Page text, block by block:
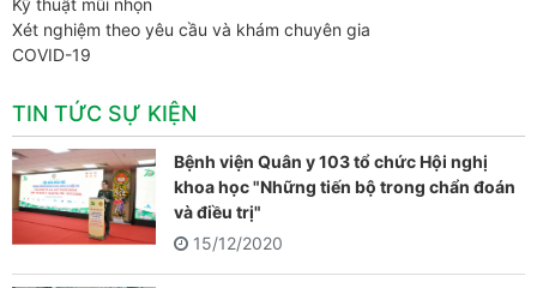
Kỹ thuật mũi nhọn
Xét nghiệm theo yêu cầu và khám chuyên gia
COVID-19
TIN TỨC SỰ KIỆN
Bệnh viện Quân y 103 tổ chức Hội nghị
khoa học "Những tiến bộ trong chẩn đoán
và điều trị"
15/12/2020